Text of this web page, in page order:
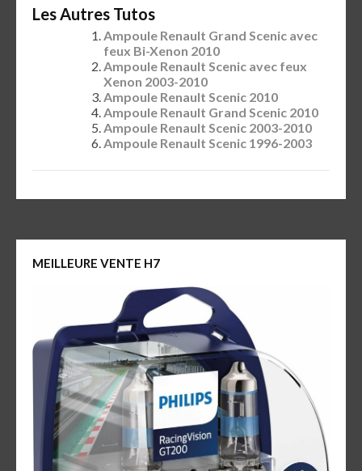
Les Autres Tutos
Ampoule Renault Grand Scenic avec
feux Bi-Xenon 2010
Ampoule Renault Scenic avec feux
Xenon 2003-2010
Ampoule Renault Scenic 2010
Ampoule Renault Grand Scenic 2010
Ampoule Renault Scenic 2003-2010
Ampoule Renault Scenic 1996-2003
MEILLEURE VENTE H7